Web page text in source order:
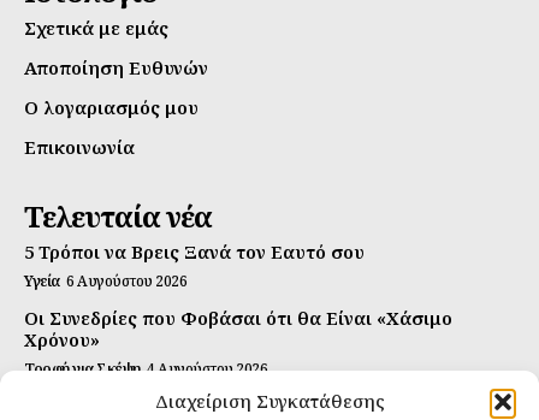
Διαχείριση Συγκατάθεσης
Σχετικά με εμάς
Αποποίηση Ευθυνών
Ο λογαριασμός μου
Επικοινωνία
Τελευταία νέα
5 Τρόποι να Βρεις Ξανά τον Εαυτό σου
Υγεία 6 Αυγούστου 2026
Οι Συνεδρίες που Φοβάσαι ότι θα Είναι «Χάσιμο
Χρόνου»
Τροφή για Σκέψη 4 Αυγούστου 2026
Αυτή Είναι η Συνταγή για Τέλεια Κομπούτσα